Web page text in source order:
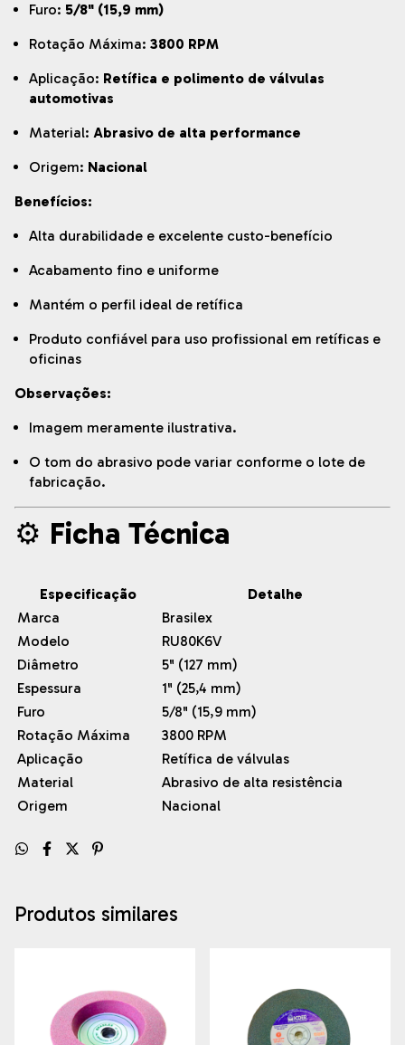
Furo: 5/8" (15,9 mm)
Rotação Máxima: 3800 RPM
Aplicação: Retífica e polimento de válvulas
automotivas
Material: Abrasivo de alta performance
Origem: Nacional
Benefícios:
Alta durabilidade e excelente custo-benefício
Acabamento fino e uniforme
Mantém o perfil ideal de retífica
Produto confiável para uso profissional em retíficas e
oficinas
Observações:
Imagem meramente ilustrativa.
O tom do abrasivo pode variar conforme o lote de
fabricação.
⚙️ Ficha Técnica
Especificação
Detalhe
Marca
Brasilex
Modelo
RU80K6V
Diâmetro
5" (127 mm)
Espessura
1" (25,4 mm)
Furo
5/8" (15,9 mm)
Rotação Máxima
3800 RPM
Aplicação
Retífica de válvulas
Material
Abrasivo de alta resistência
Origem
Nacional
Produtos similares